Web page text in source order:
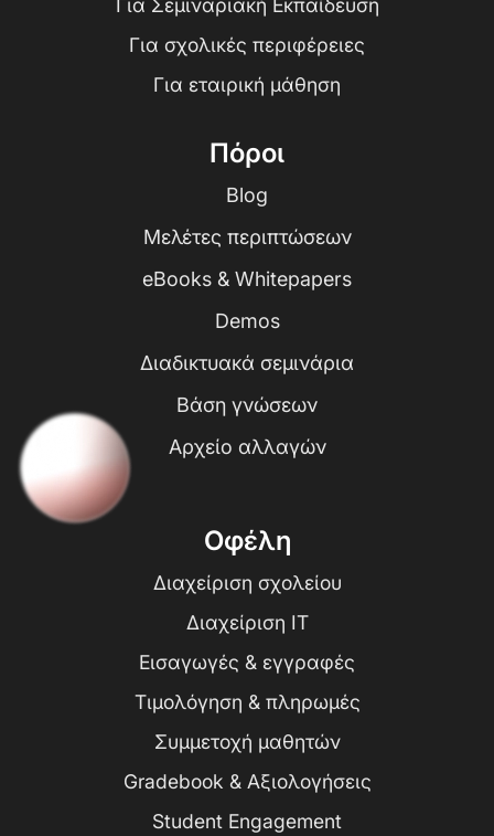
Για Σεμιναριακή Εκπαίδευση
Για σχολικές περιφέρειες
Για εταιρική μάθηση
Πόροι
Blog
Μελέτες περιπτώσεων
eBooks & Whitepapers
Demos
Διαδικτυακά σεμινάρια
Βάση γνώσεων
Αρχείο αλλαγών
Οφέλη
Διαχείριση σχολείου
Διαχείριση IT
Εισαγωγές & εγγραφές
Τιμολόγηση & πληρωμές
Συμμετοχή μαθητών
Gradebook & Αξιολογήσεις
Student Engagement